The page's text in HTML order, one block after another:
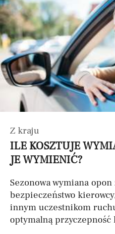
Z kraju
ILE KOSZTUJE
JE WYMIENIĆ?
Sezonowa wymiana
bezpieczeństwo
innym uczestnikom
optymalną przyczepność